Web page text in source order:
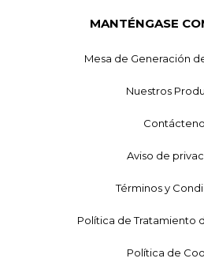
MANTÉNGASE
Mesa de Generación
Nuestros
Aviso de
Términos y
Política de Tratamiento
Política de